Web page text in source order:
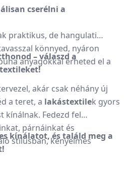
cserélni a
praktikus, de hangulati
könnyed, nyáron
anyagokkal érheted el a
– válaszd a
akár csak néhány új
a teret, a lakástextilek gyors
kínálnak. Fedezd fel
párnáinkat és
stílusban, kényelmes
kínálatot, és találd meg a